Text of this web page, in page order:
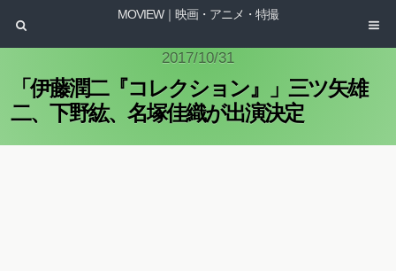
MOVIEW｜映画・アニメ・特撮
2017/10/31
「伊藤潤二『コレクション』」三ツ矢雄
二、下野紘、名塚佳織が出演決定